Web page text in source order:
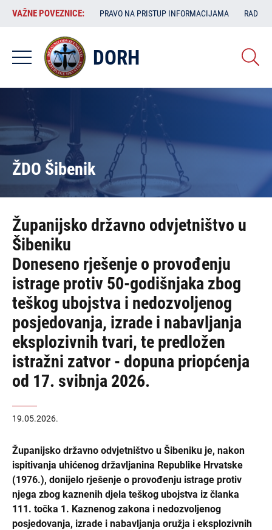
Skoči
sadržaj
VAŽNE
POVEZNICE:
VAŽNE POVEZNICE: PRAVO NA PRISTUP INFORMACIJAMA RAD
DORH
ŽDO Šibenik
Županijsko državno odvjetništvo u
Šibeniku
Doneseno rješenje o provođenju
istrage protiv 50-godišnjaka zbog
teškog ubojstva i nedozvoljenog
posjedovanja, izrade i nabavljanja
eksplozivnih tvari, te predložen
istražni zatvor - dopuna priopćenja
od 17. svibnja 2026.
19.05.2026.
Županijsko državno odvjetništvo u Šibeniku je, nakon
ispitivanja uhićenog državljanina Republike Hrvatske
(1976.), donijelo rješenje o provođenju istrage protiv
njega zbog kaznenih djela teškog ubojstva iz članka
111. točka 1. Kaznenog zakona i nedozvoljenog
posjedovanja, izrade i nabavljanja oružja i eksplozivnih